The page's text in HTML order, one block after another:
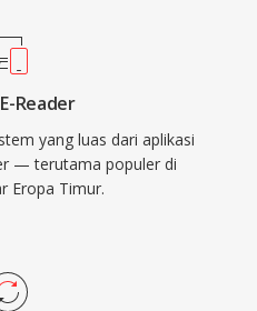
Reader
yang luas dari aplikasi
— terutama populer di
Eropa Timur.